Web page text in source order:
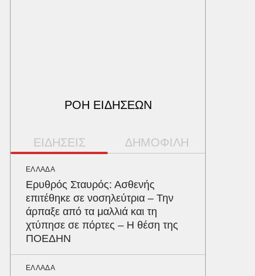
ΡΟΗ ΕΙΔΗΣΕΩΝ
ΕΙΔΗΣΕΙΣ ΔΗΜΟΦΙΛΗ
ΕΛΛΑΔΑ
Ερυθρός Σταυρός: Ασθενής
επιτέθηκε σε νοσηλεύτρια – Την
άρπαξε από τα μαλλιά και τη
χτύπησε σε πόρτες – Η θέση της
ΠΟΕΔΗΝ
ΕΛΛΑΔΑ